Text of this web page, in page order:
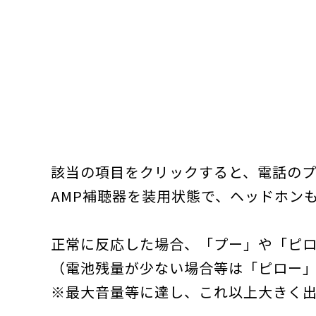
該当の項目をクリックすると、電話の
AMP補聴器を装用状態で、ヘッドホン
正常に反応した場合、「プー」や「ピ
（電池残量が少ない場合等は「ピロ
※最大音量等に達し、これ以上大きく